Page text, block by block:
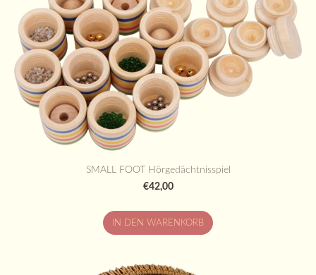
SMALL FOOT Hörgedächtnisspiel
€42,00
IN DEN WARENKORB